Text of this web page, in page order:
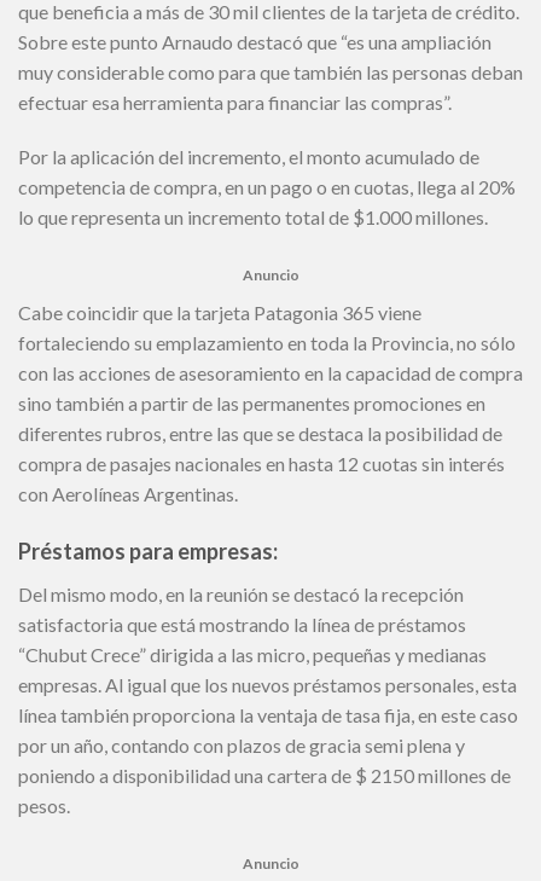
que beneficia a más de 30 mil clientes de la tarjeta de crédito.
Sobre este punto Arnaudo destacó que “es una ampliación
muy considerable como para que también las personas deban
efectuar esa herramienta para financiar las compras”.
Por la aplicación del incremento, el monto acumulado de
competencia de compra, en un pago o en cuotas, llega al 20%
lo que representa un incremento total de $1.000 millones.
Anuncio
Cabe coincidir que la tarjeta Patagonia 365 viene
fortaleciendo su emplazamiento en toda la Provincia, no sólo
con las acciones de asesoramiento en la capacidad de compra
sino también a partir de las permanentes promociones en
diferentes rubros, entre las que se destaca la posibilidad de
compra de pasajes nacionales en hasta 12 cuotas sin interés
con Aerolíneas Argentinas.
Préstamos para empresas:
Del mismo modo, en la reunión se destacó la recepción
satisfactoria que está mostrando la línea de préstamos
“Chubut Crece” dirigida a las micro, pequeñas y medianas
empresas. Al igual que los nuevos préstamos personales, esta
línea también proporciona la ventaja de tasa fija, en este caso
por un año, contando con plazos de gracia semi plena y
poniendo a disponibilidad una cartera de $ 2150 millones de
pesos.
Anuncio